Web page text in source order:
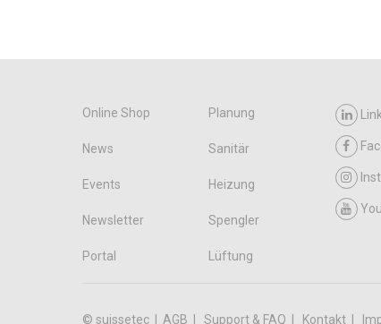
Online Shop Planung
News Sanitär
Events Heizung
Newsletter Spengler
Portal Lüftung
© suissetec | AGB Support & FAQ Kontakt